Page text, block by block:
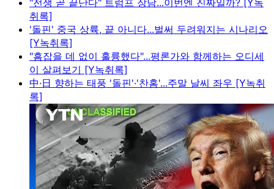
"전쟁 곧 끝난다" 트럼프 장담...이번엔 진짜일까? [Y녹
취록]
'돌핀' 중국 상륙, 끝 아니다...벌써 두려워지는 시나리오
[Y녹취록]
"흠잡을 데 없이 훌륭했다"...평론가와 함께하는 오디세
이 살펴보기 [Y녹취록]
中·日 향하는 태풍 '돌핀'·'찬홈'...주말 날씨 좌우 [Y녹취
록]